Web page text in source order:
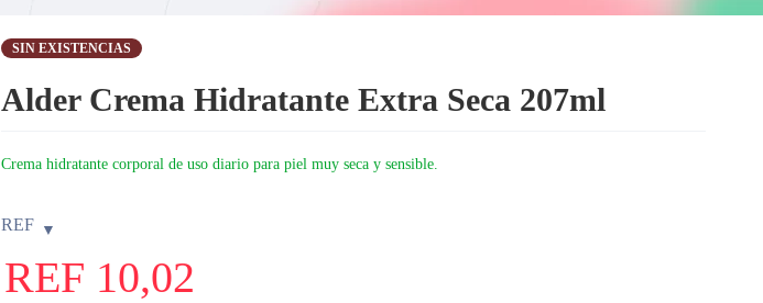
SIN EXISTENCIAS
Alder Crema Hidratante Extra Seca 207ml
Crema hidratante corporal de uso diario para piel muy seca y sensible.
REF
REF 10,02